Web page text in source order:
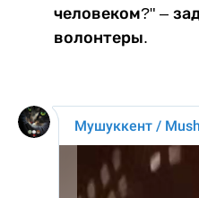
человеком?" –
волонтеры.